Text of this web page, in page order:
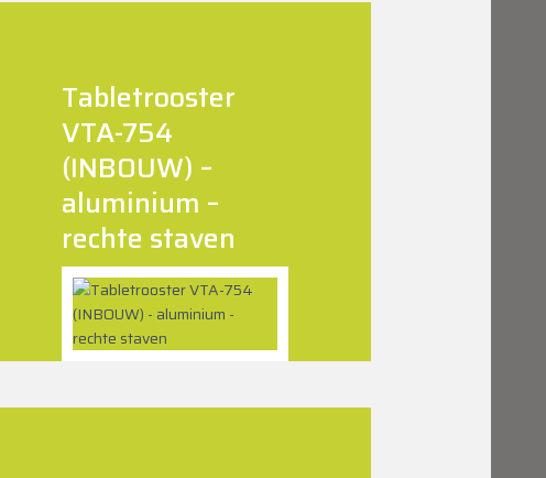
Tabletrooster
VTA-754
(INBOUW) –
aluminium –
rechte staven